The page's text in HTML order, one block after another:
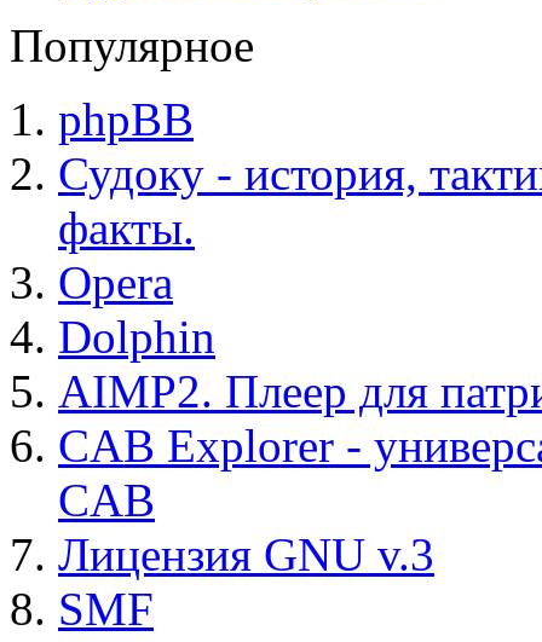
Популярное
phpBB
Судоку - история,
факты.
Opera
Dolphin
AIMP2. Плеер для
CAB Explorer -
CAB
Лицензия GNU v.3
SMF